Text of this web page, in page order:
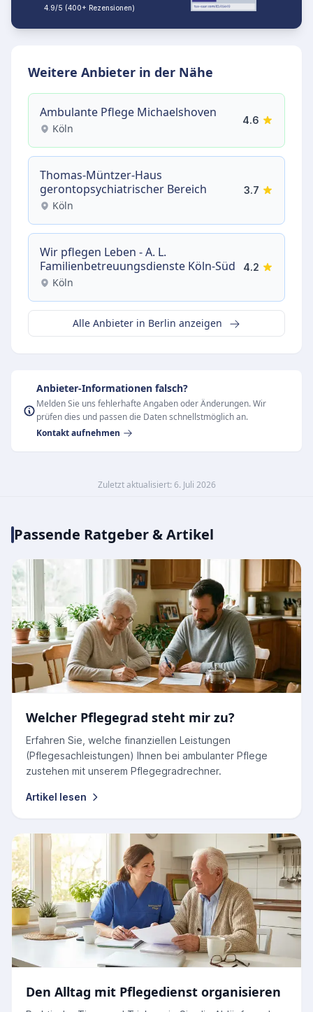
4.9/5 (400+ Rezensionen)
Weitere Anbieter in der Nähe
Ambulante Pflege Michaelshoven
Köln
4.6
Thomas-Müntzer-Haus
gerontopsychiatrischer Bereich
Köln
3.7
Wir pflegen Leben - A. L.
Familienbetreuungsdienste Köln-Süd
Köln
4.2
Alle Anbieter in Berlin anzeigen
Anbieter-Informationen falsch?
Melden Sie uns fehlerhafte Angaben oder Änderungen. Wir
prüfen dies und passen die Daten schnellstmöglich an.
Kontakt aufnehmen
Zuletzt aktualisiert: 6. Juli 2026
Passende Ratgeber & Artikel
Welcher Pflegegrad steht mir zu?
Erfahren Sie, welche finanziellen Leistungen
(Pflegesachleistungen) Ihnen bei ambulanter Pflege
zustehen mit unserem Pflegegradrechner.
Artikel lesen
Den Alltag mit Pflegedienst organisieren